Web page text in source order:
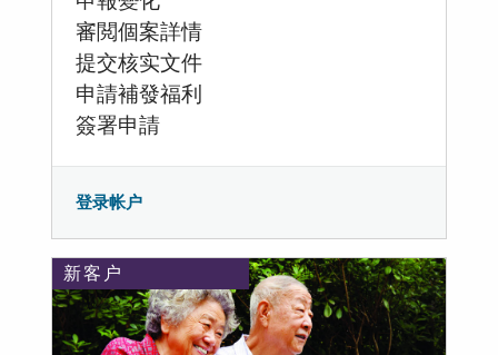
審閲個案詳情
提交核实文件
申請補發福利
簽署申請
登录帐户
新客户